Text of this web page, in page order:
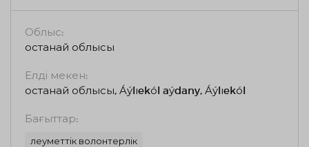
Облыс:
Қостанай облысы
Елді мекен:
Қостанай облысы, Áýlıekól aýdany, Áýlıekól
Бағыттар:
Әлеуметтік волонтерлік